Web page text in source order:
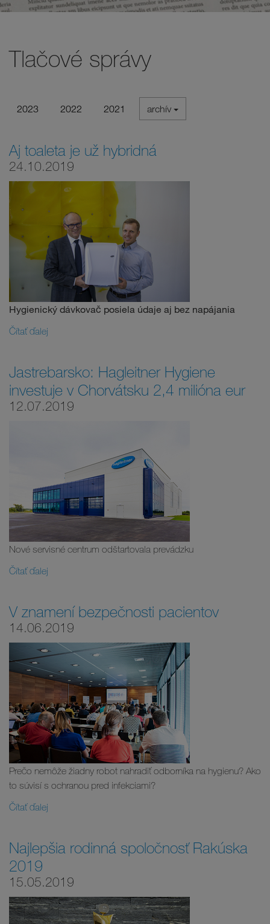
Tlačové správy
2023 2022 2021 archív
Aj toaleta je už hybridná
24.10.2019
Hygienický dávkovač posiela údaje aj bez napájania
Čítať ďalej
Jastrebarsko: Hagleitner Hygiene
investuje v Chorvátsku 2,4 milióna eur
12.07.2019
Nové servisné centrum odštartovala prevádzku
Čítať ďalej
V znamení bezpečnosti pacientov
14.06.2019
Prečo nemôže žiadny robot nahradiť odborníka na hygienu? Ako
to súvisí s ochranou pred infekciami?
Čítať ďalej
Najlepšia rodinná spoločnosť Rakúska
2019
15.05.2019